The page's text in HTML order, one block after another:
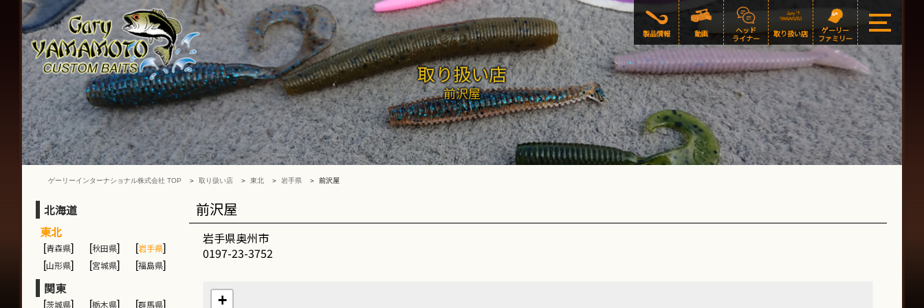
ゲ
ー
リ
ー
イ
ン
タ
ー
ナ
シ
ョ
ナ
ル
株
式
会
社
製品情報 動画
ヘッド
ライナー
取り扱い店
ゲーリー
ファミリー
取り扱い店
前沢屋
ゲーリーインターナショナル株式会社 TOP 取り扱い店 東北 岩手県 前沢屋
前沢屋
岩手県奥州市
0197-23-3752
+
北海道
東北
[青森県] [秋田県] [岩手県]
[山形県] [宮城県] [福島県]
関東
[茨城県] [栃木県] [群馬県]